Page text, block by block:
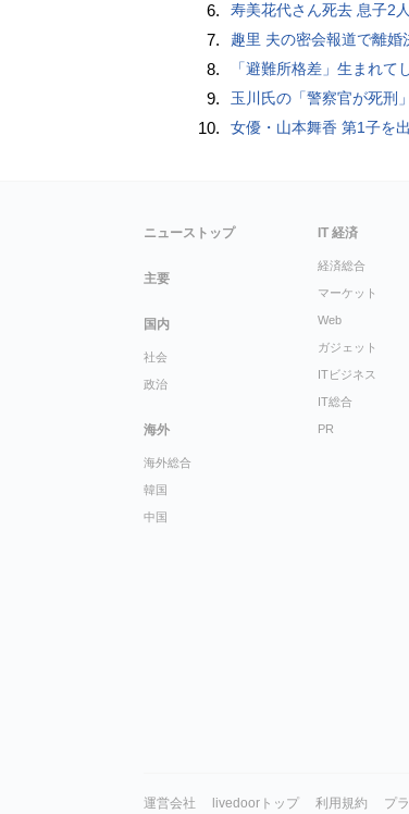
6. 寿美花代さん死去 息子2
7. 趣里 夫の密会報道で離婚
8. 「避難所格差」生まれて
9. 玉川氏の「警察官が死刑
10. 女優・山本舞香 第1子を
ニューストップ
主要
国内
社会
政治
海外
海外総合
韓国
中国
IT 経済
経済総合
マーケット
Web
ガジェット
ITビジネス
IT総合
PR
運営会社 livedoorトップ 利用規約 プ